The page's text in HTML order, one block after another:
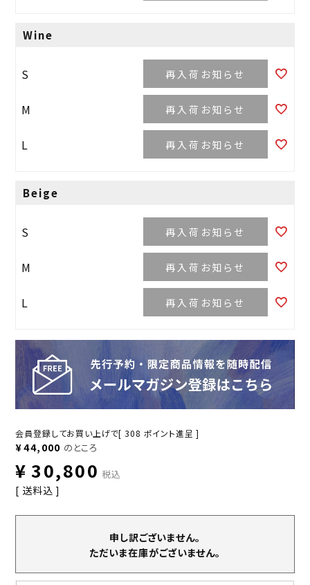
Wine
S 再入荷お知らせ
M 再入荷お知らせ
L 再入荷お知らせ
Beige
S 再入荷お知らせ
M 再入荷お知らせ
L 再入荷お知らせ
会員登録してお買い上げで[ 308 ポイント進呈 ]
¥44,000 のところ
¥ 30,800 税込
送料込
申し訳ございません。
ただいま在庫がございません。